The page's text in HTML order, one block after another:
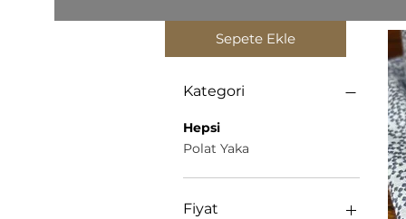
Filtrele:
Kategori
Hepsi
Polat Yaka
Fiyat
Sepete Ekle